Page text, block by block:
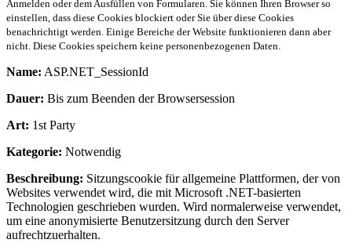
Anmelden oder dem Ausfüllen von Formularen. Sie können Ihren Browser so
einstellen, dass diese Cookies blockiert oder Sie über diese Cookies
benachrichtigt werden. Einige Bereiche der Website funktionieren dann aber
nicht. Diese Cookies speichern keine personenbezogenen Daten.
Name: ASP.NET_SessionId
Dauer: Bis zum Beenden der Browsersession
Art: 1st Party
Kategorie: Notwendig
Beschreibung: Sitzungscookie für allgemeine Plattformen, der von
Websites verwendet wird, die mit Microsoft .NET-basierten
Technologien geschrieben wurden. Wird normalerweise verwendet,
um eine anonymisierte Benutzersitzung durch den Server
aufrechtzuerhalten.